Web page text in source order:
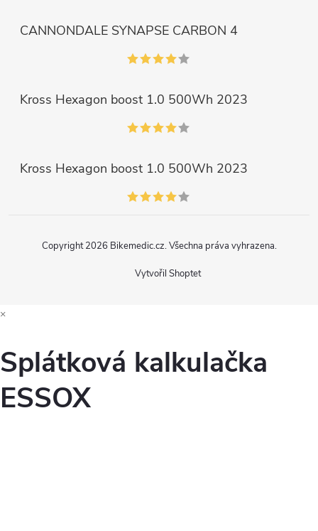
CANNONDALE SYNAPSE CARBON 4
Kross Hexagon boost 1.0 500Wh 2023
Kross Hexagon boost 1.0 500Wh 2023
Vytvořil Shoptet
Copyright 2026 Bikemedic.cz. Všechna práva vyhrazena.
×
Splátková kalkulačka
ESSOX